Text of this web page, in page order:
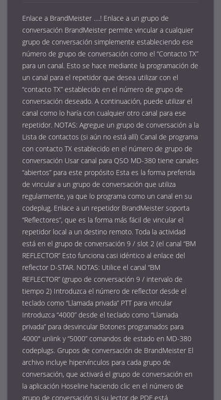
Enlace a BrandMeister ….! Enlace a un grupo de
conversación BrandMeister permite vincular a cualquier
grupo de conversación simplemente estableciendo ese
número de grupo de conversación como el “Contacto TX”
para un canal. Esto se hace mediante la programación de
un canal para el repetidor que desea utilizar con el
“contacto TX” establecido en el número de grupo de
conversación deseado. A continuación, puede utilizar el
canal como lo haría con cualquier otro canal para ese
repetidor. NOTAS: Agregue un grupo de conversación a la
Lista de contactos (si aún no está allí) Canal de programa
con contacto TX establecido en el número de grupo de
conversación Usar canal para QSO MD-380 tiene canales
“abiertos” para este propósito Esta es la forma preferida
de vincular a un grupo de conversación que utiliza
regularmente, ya que lo programa como un canal en su
codeplug. Enlace a un repetidor BrandMeister soporta
“Reflectores”, que es la forma más fácil de vincular el
repetidor local a un destino remoto. Toda la actividad
está en el grupo de conversación 9 / slot 2 (el canal “BM
REFLECTOR” Esto funciona casi idéntico al enlace del
reflector D-STAR. NOTAS: Utilice el canal “BM
REFLECTOR” (grupo de conversación 9 / intervalo de
tiempo 2) Introduzca el número de reflector desde el
teclado como “Llamada privada” PTT para vincular
Introduzca “4000” desde el teclado como “Llamada
privada” para desvincular Botones programados para
4000″ unlink y “5000” comandos de estado en MD-380
codeplugs. Grupos de conversación de BrandMeister El
archivo incluye hipervínculos para cada grupo de
conversación, que activará el grupo de conversación en
la aplicación Hoseline haciendo clic en el número de
grupo de conversación si su lector de PDF está